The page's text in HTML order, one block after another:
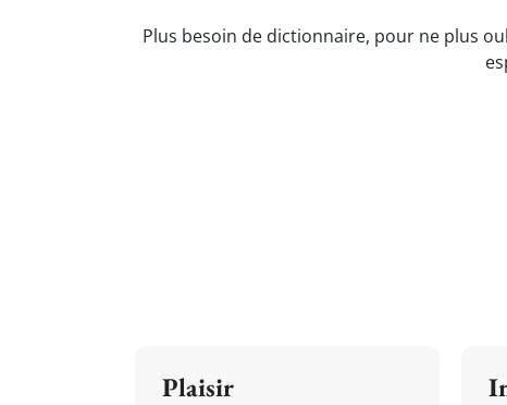
Plus besoin de dictionnaire, pour ne plus
Plaisir